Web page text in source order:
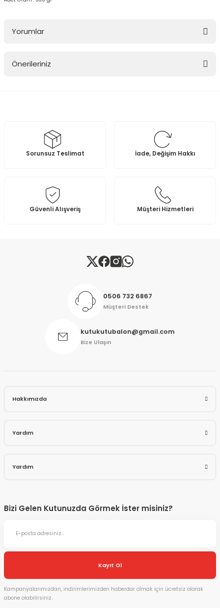
Yorumlar
Önerileriniz
Ürün resmi kalitesiz, bozuk veya görüntülenemiyor.
Ürün açıklamasında eksik bilgiler bulunuyor.
Bu ürüne benzer farklı alternatifler olmalı.
Gönder
Sorunsuz Teslimat İade, Değişim Hakkı
Güvenli Alışveriş Müşteri Hizmetleri
0506 732 6867
Müşteri Destek
kutukutubalon@gmail.com
Bize Ulaşın
Hakkımızda
Yardım
Yardım
Bizi Gelen Kutunuzda Görmek İster misiniz?
Kayıt Ol
Kampanyalarımızdan, indirimlerimizden haberdar olmak için ücretsiz olarak
abone olabilirsiniz.